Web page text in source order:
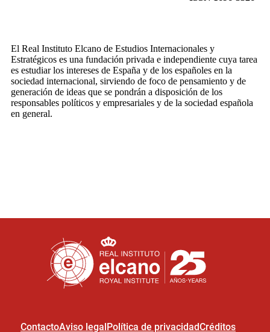
ContactoAviso legalPolítica de privacidadCréditos